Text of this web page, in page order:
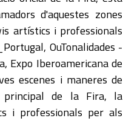
d'aquestes zones
artístics i professionals
OuTonalidades -
Expo Iberoamericana de
escenes i maneres de
de la Fira, la
i professionals per als